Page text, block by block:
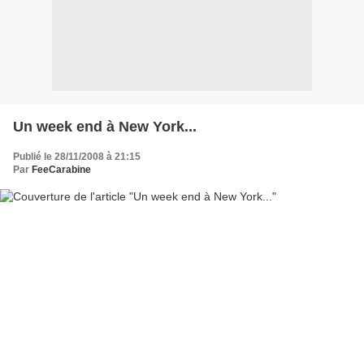
Un week end à New York...
Publié le 28/11/2008 à 21:15
Par FeeCarabine